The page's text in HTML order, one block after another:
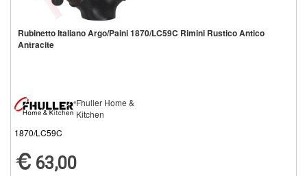
Rubinetto Italiano Argo/Paini 1870/LC59C Rimini Rustico Antico
Antracite
Fhuller Home &
Kitchen
1870/LC59C
63,00